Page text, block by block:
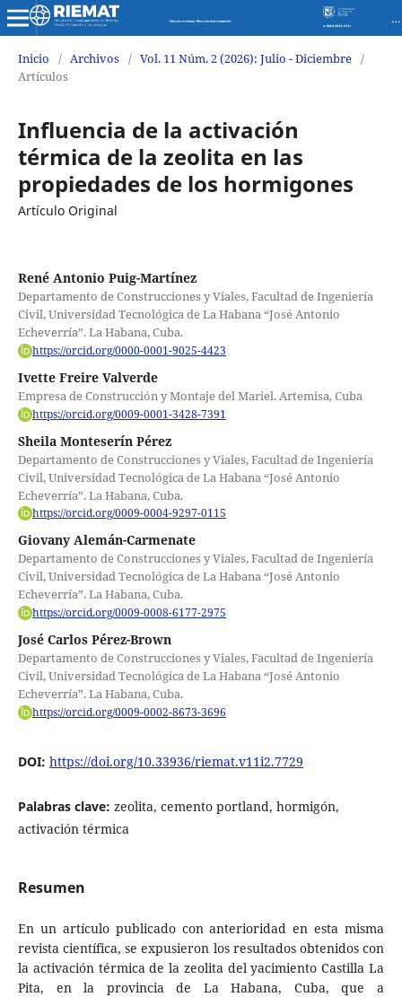
Revista de Investigaciones en Energía Medio Ambiente y Tecnología RIEMAT ISSN 2588-0721
Inicio / Archivos / Vol. 11 Núm. 2 (2026): Julio - Diciembre /
Artículos
Influencia de la activación
térmica de la zeolita en las
propiedades de los hormigones
Artículo Original
René Antonio Puig-Martínez
Departamento de Construcciones y Viales, Facultad de Ingeniería
Civil, Universidad Tecnológica de La Habana “José Antonio
Echeverría”. La Habana, Cuba.
https://orcid.org/0000-0001-9025-4423
Ivette Freire Valverde
Empresa de Construcción y Montaje del Mariel. Artemisa, Cuba
https://orcid.org/0009-0001-3428-7391
Sheila Monteserín Pérez
Departamento de Construcciones y Viales, Facultad de Ingeniería
Civil, Universidad Tecnológica de La Habana “José Antonio
Echeverría”. La Habana, Cuba.
https://orcid.org/0009-0004-9297-0115
Giovany Alemán-Carmenate
Departamento de Construcciones y Viales, Facultad de Ingeniería
Civil, Universidad Tecnológica de La Habana “José Antonio
Echeverría”. La Habana, Cuba.
https://orcid.org/0009-0008-6177-2975
José Carlos Pérez-Brown
Departamento de Construcciones y Viales, Facultad de Ingeniería
Civil, Universidad Tecnológica de La Habana “José Antonio
Echeverría”. La Habana, Cuba.
https://orcid.org/0009-0002-8673-3696
DOI: https://doi.org/10.33936/riemat.v11i2.7729
Palabras clave: zeolita, cemento portland, hormigón,
activación térmica
Resumen
En un artículo publicado con anterioridad en esta misma
revista científica, se expusieron los resultados obtenidos con
la activación térmica de la zeolita del yacimiento Castilla La
Pita, en la provincia de La Habana, Cuba, que a